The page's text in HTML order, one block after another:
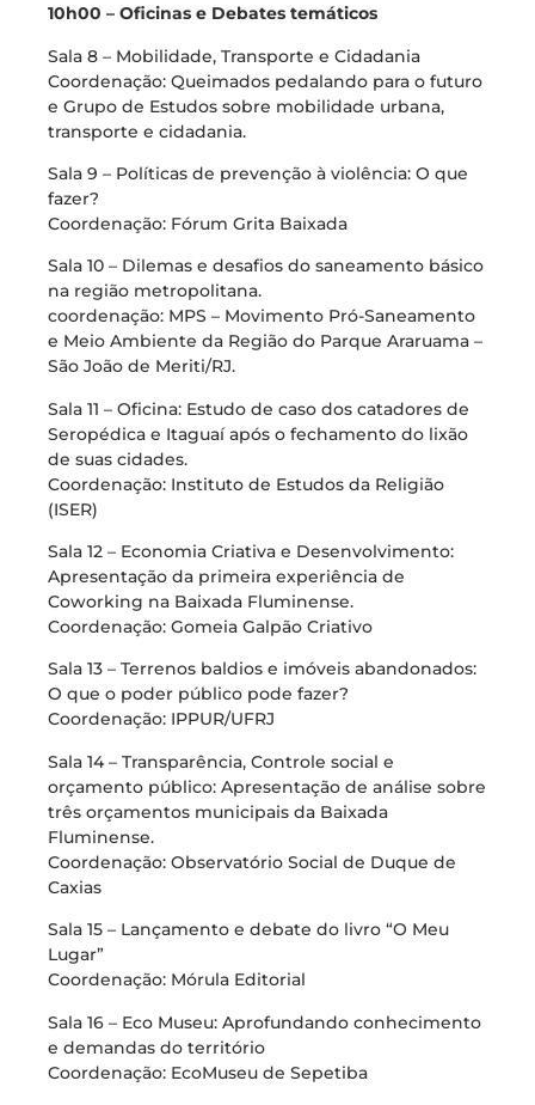
10h00 – Oficinas e Debates temáticos
Sala 8 – Mobilidade, Transporte e Cidadania
Coordenação: Queimados pedalando para o futuro
e Grupo de Estudos sobre mobilidade urbana,
transporte e cidadania.
Sala 9 – Políticas de prevenção à violência: O que
fazer?
Coordenação: Fórum Grita Baixada
Sala 10 – Dilemas e desafios do saneamento básico
na região metropolitana.
coordenação: MPS – Movimento Pró-Saneamento
e Meio Ambiente da Região do Parque Araruama –
São João de Meriti/RJ.
Sala 11 – Oficina: Estudo de caso dos catadores de
Seropédica e Itaguaí após o fechamento do lixão
de suas cidades.
Coordenação: Instituto de Estudos da Religião
(ISER)
Sala 12 – Economia Criativa e Desenvolvimento:
Apresentação da primeira experiência de
Coworking na Baixada Fluminense.
Coordenação: Gomeia Galpão Criativo
Sala 13 – Terrenos baldios e imóveis abandonados:
O que o poder público pode fazer?
Coordenação: IPPUR/UFRJ
Sala 14 – Transparência, Controle social e
orçamento público: Apresentação de análise sobre
três orçamentos municipais da Baixada
Fluminense.
Coordenação: Observatório Social de Duque de
Caxias
Sala 15 – Lançamento e debate do livro “O Meu
Lugar”
Coordenação: Mórula Editorial
Sala 16 – Eco Museu: Aprofundando conhecimento
e demandas do território
Coordenação: EcoMuseu de Sepetiba